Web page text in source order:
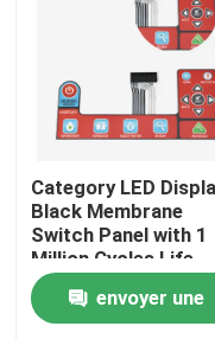
Produits
Vidéos
Category LED
Black Membrane
Switch Panel with 1
Million Cycles Life
Span
envoyer une